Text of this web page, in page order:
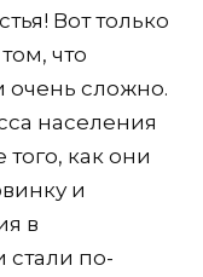
Вот только
что
очень сложно.
населения
того, как они
и
в
стали по-